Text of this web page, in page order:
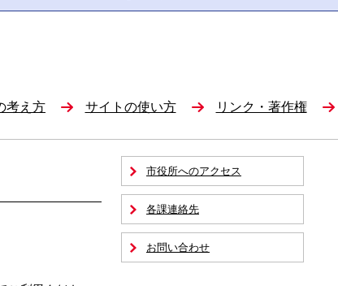
考え方 サイトの使い方 リンク・著作権
市役所へのアクセス
各課連絡先
お問い合わせ